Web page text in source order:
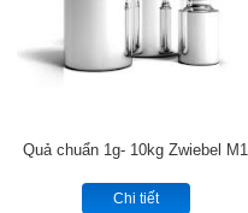
Quả chuẩn 1g- 10kg Zwiebel M1
Chi tiết